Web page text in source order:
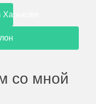
со мной